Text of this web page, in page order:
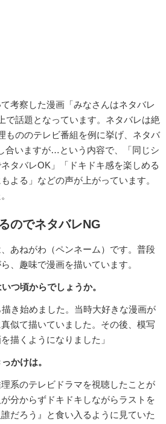
考察した漫画「みなさんはネタバレ
で話題となっています。ネタバレは絶
もののテレビ番組を例に挙げ、ネタバ
合いますが…という内容で、「同じシ
タバレOK」「ドキドキ感を楽しめる
よる」などの声が上がっています。
のでネタバレNG
あねがわ（ペンネーム）です。普段
、趣味で漫画を描いています。
つ頃からでしょうか。
き始めました。当時大好きな漫画が
似て描いていました。その後、模写
描くようになりました」
かけは。
系のテレビドラマを視聴したことが
分からずドキドキしながらラストを
だろう』と食い入るように見ていた